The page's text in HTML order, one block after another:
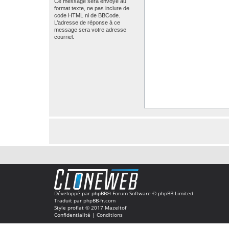
format texte, ne pas inclure de
code HTML ni de BBCode.
L’adresse de réponse à ce
message sera votre adresse
courriel.
Développé par phpBB® Forum Software © phpBB Limited
Traduit par phpBB-fr.com
Style proflat © 2017 Mazeltof
Confidentialité | Conditions